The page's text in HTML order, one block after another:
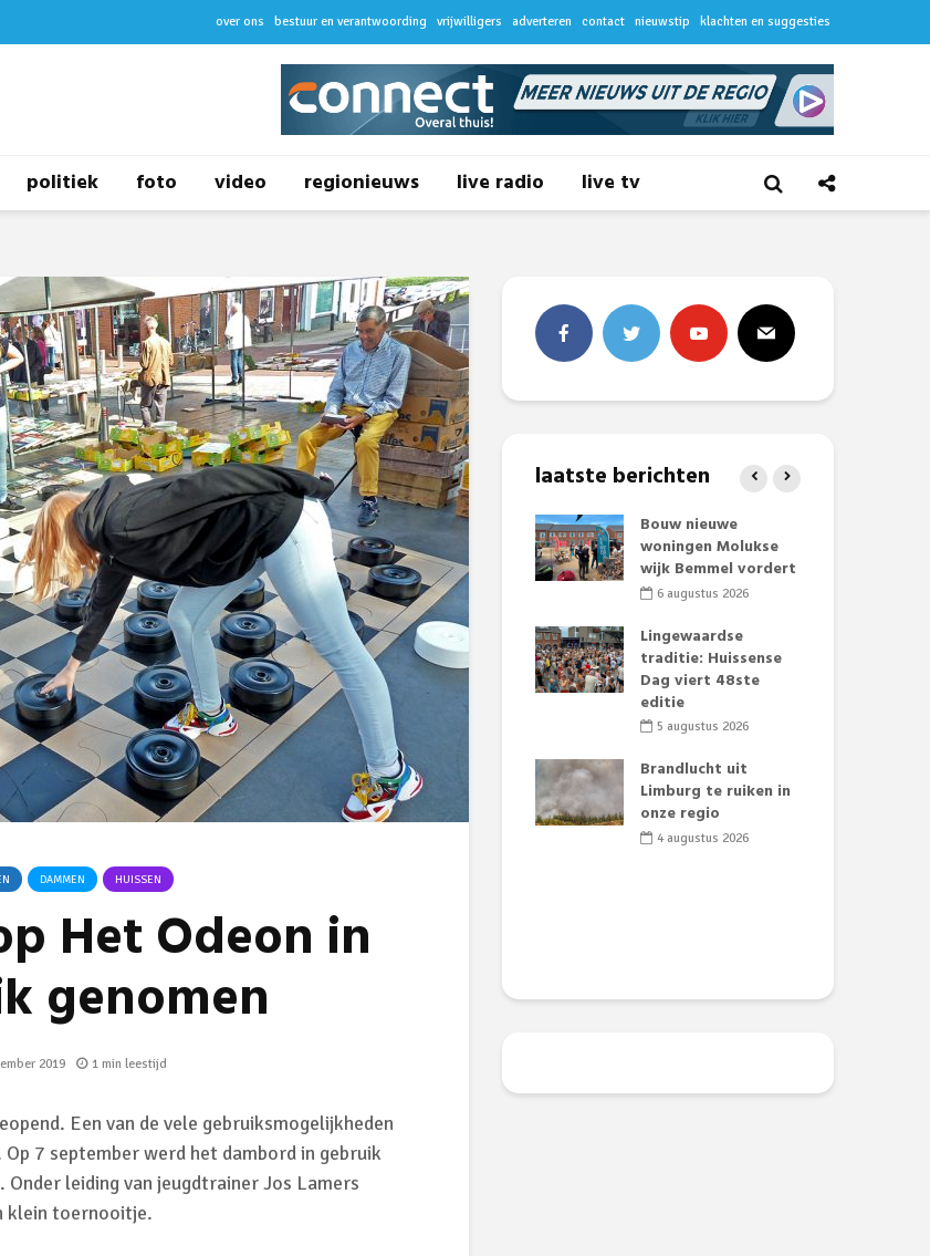
over ons bestuur en verantwoording vrijwilligers adverteren contact nieuwstip klachten en suggesties
politiek foto video regionieuws live radio live tv
DAMMEN HUISSEN
Het Odeon in
genomen
2019 1 min leestijd
Een van de vele gebruiksmogelijkheden
7 september werd het dambord in gebruik
leiding van jeugdtrainer Jos Lamers
klein toernooitje.
laatste berichten
Omgeving Deken
Doctor Mulderstraat
Bemmel wordt
éénrichtingsverkeer
30 juli 2026
Buurt klaar voor
noodsituaties:
gemeente deelt
subsidies uit
29 juli 2026
Stormbaan zorgt
voor zomerse pret.
Ontmoet Huubke:
Het nieuwe gezicht
van onze events!
28 juli 2026
Komkommertijd op
Angerse basisschool:
‘Eerste groenten
geoogst’
28 juli 2026
Gevaarlijk gif in
Huissense visvijvers:
‘Raak geen dode
Bouw nieuwe
woningen Molukse
wijk Bemmel vordert
6 augustus 2026
Lingewaardse
traditie: Huissense
Dag viert 48ste
editie
5 augustus 2026
Brandlucht uit
Limburg te ruiken in
onze regio
4 augustus 2026